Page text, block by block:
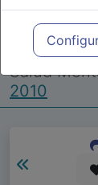
meramente
profesionales
cada caso
necesidades
Salud
2010